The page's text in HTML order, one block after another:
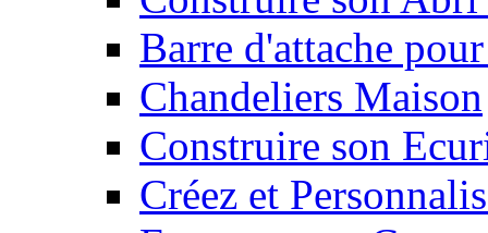
Barre d'attache
Chandeliers Maison
Construire son
Créez et